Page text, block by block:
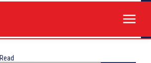
Read